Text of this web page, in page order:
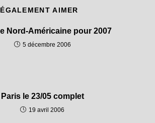
AIMER
Nord-Américaine pour 2007
5 décembre 2006
Paris le 23/05 complet
19 avril 2006